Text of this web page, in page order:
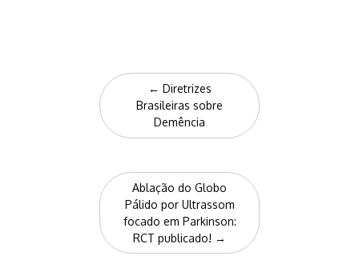
navigation
← Diretrizes
Brasileiras sobre
Demência
Ablação do Globo
Pálido por Ultrassom
focado em Parkinson:
RCT publicado! →